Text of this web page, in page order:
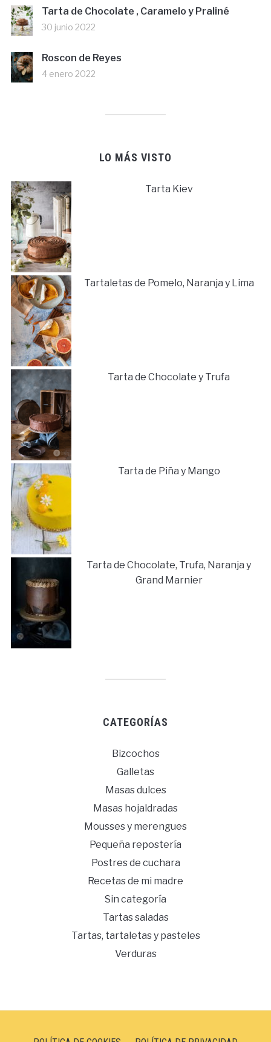
Tarta de Chocolate , Caramelo y Praliné
30 junio 2022
Roscon de Reyes
4 enero 2022
LO MÁS VISTO
Tarta Kiev
Tartaletas de Pomelo, Naranja y Lima
Tarta de Chocolate y Trufa
Tarta de Piña y Mango
Tarta de Chocolate, Trufa, Naranja y
Grand Marnier
CATEGORÍAS
Bizcochos
Galletas
Masas dulces
Masas hojaldradas
Mousses y merengues
Pequeña repostería
Postres de cuchara
Recetas de mi madre
Sin categoría
Tartas saladas
Tartas, tartaletas y pasteles
Verduras